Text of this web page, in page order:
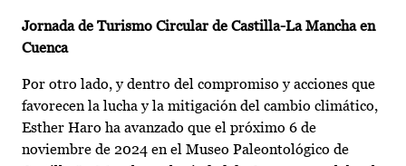
Jornada de Turismo Circular de Castilla-La Mancha en
Cuenca
Por otro lado, y dentro del compromiso y acciones que
favorecen la lucha y la mitigación del cambio climático,
Esther Haro ha avanzado que el próximo 6 de
noviembre de 2024 en el Museo Paleontológico de